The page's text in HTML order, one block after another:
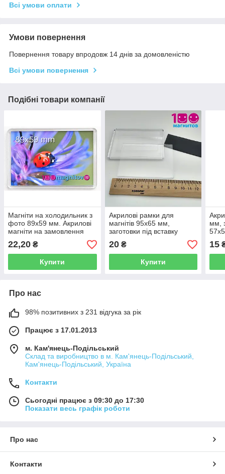
Всі умови оплати
Умови повернення
Повернення товару впродовж 14 днів за домовленістю
Всі умови повернення
Подібні товари компанії
Магніти на холодильник з
фото 89х59 мм. Акрилові
магніти на замовлення
22,20 ₴
Купити
Акрилові рамки для
магнітів 95х65 мм,
заготовки під вставку
89х59 мм.
20₴
Купити
мм,
15
Про нас
98% позитивних з 231 відгука за рік
Працює з 17.01.2013
м. Кам'янець-Подільський
Склад та виробництво в м. Кам'янець-Подільський,
Кам'янець-Подільський, Україна
Контакти
Сьогодні працює з 09:30 до 17:30
Показати весь графік роботи
Про нас
Контакти